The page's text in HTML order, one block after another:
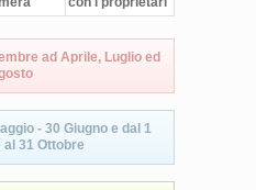
ad Aprile, Luglio ed
- 30 Giugno e dal 1
31 Ottobre